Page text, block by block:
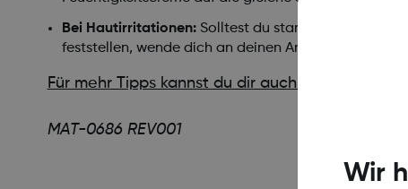
Bei Hautirritationen: Solltest du starke
feststellen, wende dich an deinen Arzt.
Für mehr Tipps kannst du dir auch diese PDF
MAT-0686 REV001
Wir